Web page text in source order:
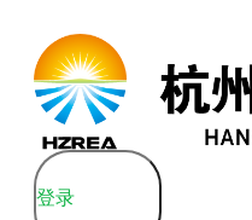
登录